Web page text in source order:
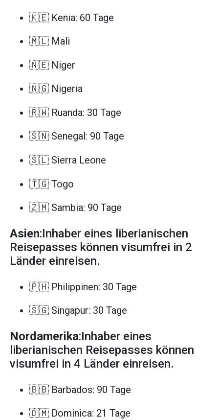
🇰🇪 Kenia: 60 Tage
🇲🇱 Mali
🇳🇪 Niger
🇳🇬 Nigeria
🇷🇼 Ruanda: 30 Tage
🇸🇳 Senegal: 90 Tage
🇸🇱 Sierra Leone
🇹🇬 Togo
🇿🇲 Sambia: 90 Tage
Asien:Inhaber eines liberianischen
Reisepasses können visumfrei in 2
Länder einreisen.
🇵🇭 Philippinen: 30 Tage
🇸🇬 Singapur: 30 Tage
Nordamerika:Inhaber eines
liberianischen Reisepasses können
visumfrei in 4 Länder einreisen.
🇧🇧 Barbados: 90 Tage
🇩🇲 Dominica: 21 Tage